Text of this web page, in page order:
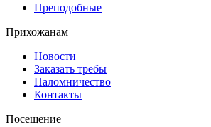
Преподобные
Прихожанам
Новости
Заказать требы
Паломничество
Контакты
Посещение